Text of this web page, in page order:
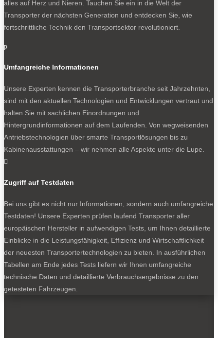
alles auf Herz und Nieren. Tauchen Sie ein in die Welt der
Transporter der nächsten Generation und entdecken Sie, wie
fortschrittliche Technik den Transportsektor revolutioniert.
p
Umfangreiche Informationen
Unsere Experten kennen die Transporterbranche seit Jahrzehnten,
sind mit den aktuellen Technologien und Entwicklungen vertraut und
halten Sie mit sachlichen Einordnungen und
Hintergrundinformationen auf dem Laufenden. Von wegweisenden
Antriebstechnologien über smarte Transportlösungen bis zu
Kabinenausstattungen – wir nehmen alle Aspekte unter die Lupe.

Zugriff auf Testdaten
Bei uns gibt es nicht nur Informationen, sondern auch umfangreiche
Testdaten! Unsere Experten prüfen laufend Transporter aller
europäischen Hersteller in aufwendigen Tests, um Ihnen detaillierte
Einblicke in die Leistungsfähigkeit, Effizienz und Wirtschaftlichkeit
der neuesten Transportertechnologien zu bieten. In ausführlichen
Tabellen am Ende jedes Tests liefern wir Ihnen umfangreiche
technische Daten und detaillierte Verbrauchsergebnisse zu den
getesteten Fahrzeugen.